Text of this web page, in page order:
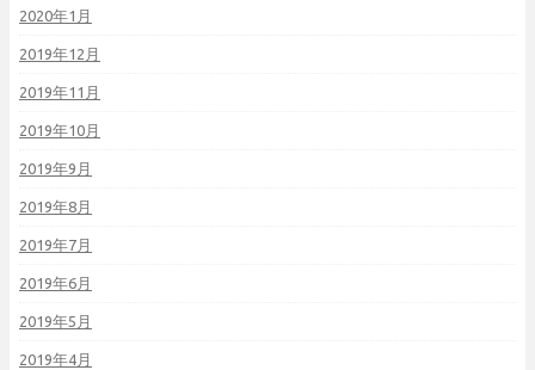
2020年1月
2019年12月
2019年11月
2019年10月
2019年9月
2019年8月
2019年7月
2019年6月
2019年5月
2019年4月